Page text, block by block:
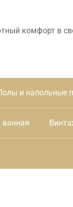
комфорт в
и напольные
ванная